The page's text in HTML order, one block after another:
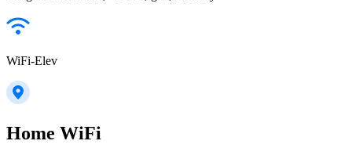
WiFi-Elev
Home WiFi